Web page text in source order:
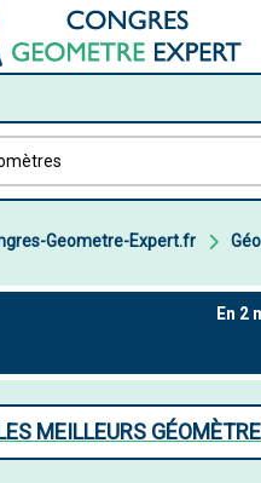
Geometre-Expert.fr
MEILLEURS